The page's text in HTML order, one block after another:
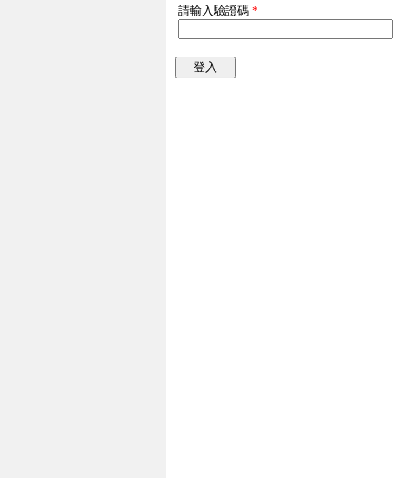
請輸入驗證碼 *